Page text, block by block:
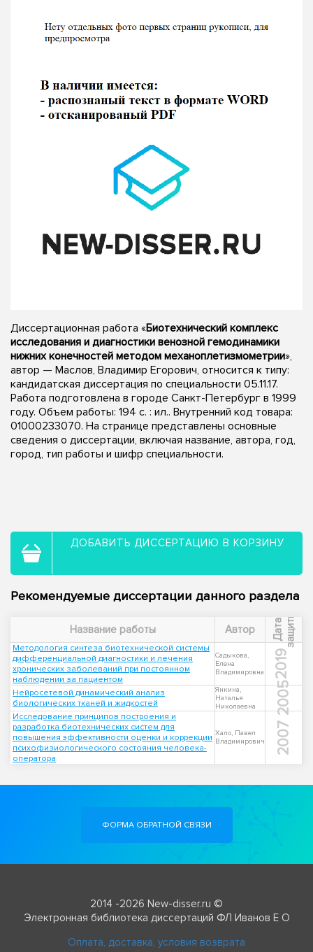
Диссертационная работа «Биотехнический комплекс
исследования и диагностики венозной гемодинамики
нижних конечностей методом механоплетизмометрии»,
автор — Маслов, Владимир Егорович, относится к типу:
кандидатская диссертация по специальности 05.11.17.
Работа подготовлена в городе Санкт-Петербург в 1999
году. Объем работы: 194 с. : ил.. Внутренний код товара:
01000233070. На странице представлены основные
сведения о диссертации, включая название, автора, год,
город, тип работы и шифр специальности.
ДОБАВИТЬ ДИССЕРТАЦИЮ В КОРЗИНУ
Рекомендуемые диссертации данного раздела
Название работы Автор Д
а
т
а
з
а
щ
и
т ы
Методология синтеза биотехнической системы
дифференциальной диагностики и лечения
хронических заболеваний при постоянном
наблюдении за пациентом
Садыкова,
Елена
Владимировна
2019
Нейросетевой динамический анализ
биологических тканей и жидкостей
Янкина,
Наталья
Николаевна
2005
Исследование принципов построения и
разработка биотехнических систем для
повышения эффективности оценки и коррекции
психофизиологического состояния человека-
оператора
Хало, Павел
Владимирович
2007
ФОРМА ОБРАТНОЙ СВЯЗИ
2014 -2026 New-disser.ru ©
Электронная библиотека диссертаций ФЛ Иванов Е О
Оплата, доставка, условия возврата